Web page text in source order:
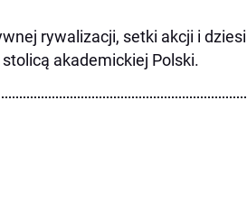
rywalizacji, setki akcji i
akademickiej Polski.